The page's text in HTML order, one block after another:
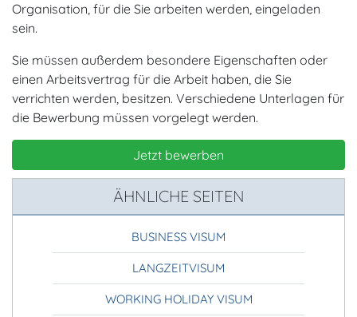
Organisation, für die Sie arbeiten werden, eingeladen
sein.
Sie müssen außerdem besondere Eigenschaften oder
einen Arbeitsvertrag für die Arbeit haben, die Sie
verrichten werden, besitzen. Verschiedene Unterlagen für
die Bewerbung müssen vorgelegt werden.
Jetzt bewerben
ÄHNLICHE SEITEN
BUSINESS VISUM
LANGZEITVISUM
WORKING HOLIDAY VISUM